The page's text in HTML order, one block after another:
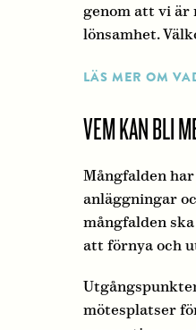
genom att vi är
lönsamhet.
LÄS MER OM
VEM KAN BLI
Mångfalden
anläggningar
mångfalden
att förnya och
mötesplatser